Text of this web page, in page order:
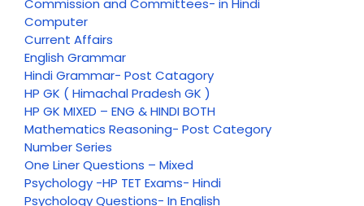
Commission and Committees- in Hindi
Computer
Current Affairs
English Grammar
Hindi Grammar- Post Catagory
HP GK ( Himachal Pradesh GK )
HP GK MIXED – ENG & HINDI BOTH
Mathematics Reasoning- Post Category
Number Series
One Liner Questions – Mixed
Psychology -HP TET Exams- Hindi
Psychology Questions- In English